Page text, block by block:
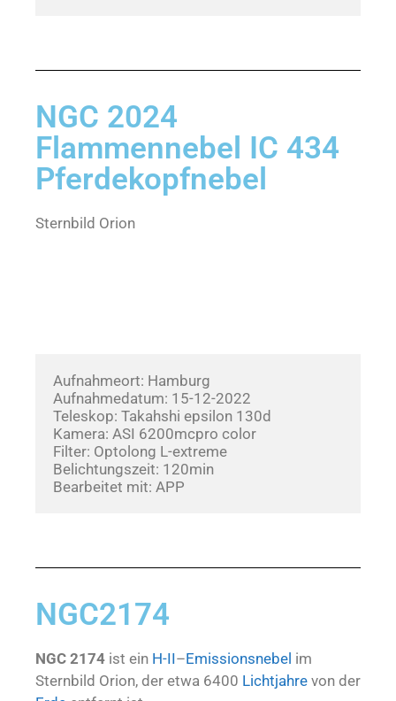
NGC 2024
Flammennebel IC 434
Pferdekopfnebel
Sternbild Orion
Aufnahmeort: Hamburg
Aufnahmedatum: 15-12-2022
Teleskop: Takahshi epsilon 130d
Kamera: ASI 6200mcpro color
Filter: Optolong L-extreme
Belichtungszeit: 120min
Bearbeitet mit: APP
NGC2174
NGC 2174 ist ein H-II–Emissionsnebel im
Sternbild Orion, der etwa 6400 Lichtjahre von der